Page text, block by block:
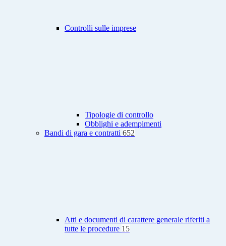
Controlli sulle imprese
Tipologie di controllo
Obblighi e adempimenti
Bandi di gara e contratti 652
Atti e documenti di carattere generale riferiti a
tutte le procedure 15